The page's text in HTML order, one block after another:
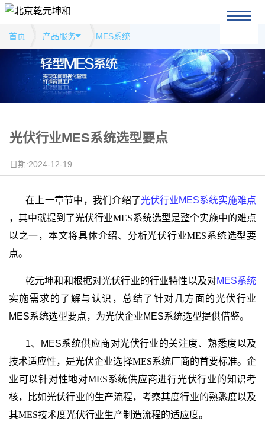
首页 产品服务 MES系统
光伏行业MES系统选型要点
日期:2024-12-19
在上一章节中，我们介绍了光伏行业MES系统实施难点
，其中就提到了光伏行业MES系统选型是整个实施中的难点
以之一，本文将具体介绍、分析光伏行业MES系统选型要
点。
乾元坤和和根据对光伏行业的行业特性以及对MES系统
实施需求的了解与认识，总结了针对 几方面的光伏行业
MES系统选型要点，为光伏企业MES系统选型提供借鉴。
1、MES系统供应商对光伏行业的关注度、熟悉度以及
技术适应性，是光伏企业选择MES系统厂商的首要标准。企
业可以针对性地对MES系统供应商进行光伏行业的知识考
核，比如光伏行业的生产流程，考察其度行业的熟悉度以及
其MES技术度光伏行业生产制造流程的适应度。